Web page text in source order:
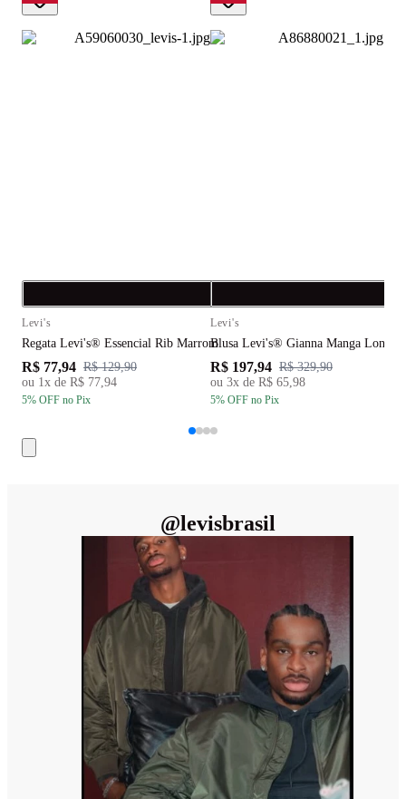
Levi's
Regata Levi's® Essencial Rib Marrom
R$ 77,94 R$ 129,90
ou 1x de R$ 77,94
5% OFF no Pix
Levi's
Blusa Levi's® Gianna Manga Longa
R$ 197,94 R$ 329,90
ou 3x de R$ 65,98
5% OFF no Pix
@levisbrasil